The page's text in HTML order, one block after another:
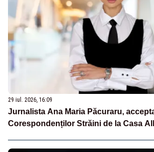
29 iul. 2026, 16:09
Jurnalista Ana Maria Păcuraru,
Corespondenților Străini de la Casa